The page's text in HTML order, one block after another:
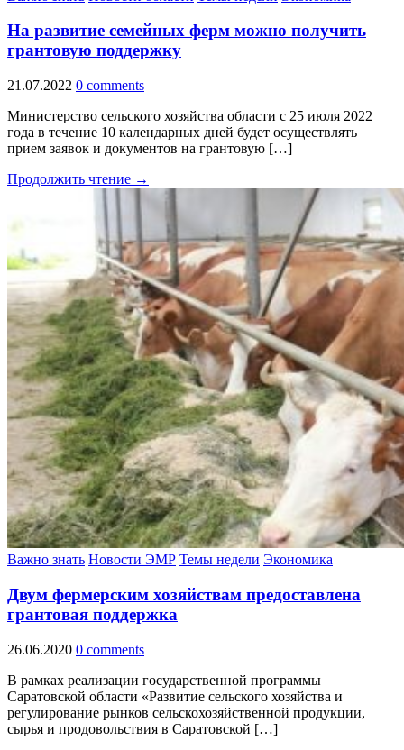
На развитие семейных ферм можно получить
грантовую поддержку
21.07.2022 0 comments
Министерство сельского хозяйства области с 25 июля 2022
года в течение 10 календарных дней будет осуществлять
прием заявок и документов на грантовую […]
Продолжить чтение →
Важно знать Новости ЭМР Темы недели Экономика
Двум фермерским хозяйствам предоставлена
грантовая поддержка
26.06.2020 0 comments
В рамках реализации государственной программы
Саратовской области «Развитие сельского хозяйства и
регулирование рынков сельскохозяйственной продукции,
сырья и продовольствия в Саратовской […]